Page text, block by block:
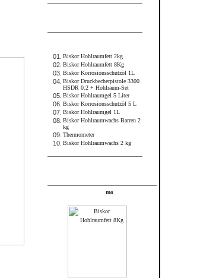
01. Biskor Hohlraumfett 2kg
02. Biskor Hohlraumfett 8Kg
03. Biskor Korrosionsschutzöl 1L
04. Biskor Druckbecherpistole 3300
HSDR 0.2 + Hohlraum-Set
05. Biskor Hohlraumgel 5 Liter
06. Biskor Korrosionsschutzöl 5 L
07. Biskor Hohlraumgel 1L
08. Biskor Hohlraumwachs Barren 2
kg
09. Thermometer
10. Biskor Hohlraumwachs 2 kg